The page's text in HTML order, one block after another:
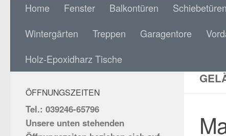
Home Fenster Balkontüren Schiebetüren
Wintergärten
Treppen Garagentore
Holz-Epoxidharz Tische
SOCIAL MEDIA:
ÖFFNUNGSZEITEN
Tel.: 039246-65796
Unsere unten stehenden